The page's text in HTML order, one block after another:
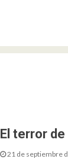
El terror
21 de septiembre